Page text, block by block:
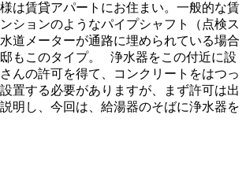
は賃貸アパートにお住まい。一般的な賃
ションのようなパイプシャフト（点検ス
道メーターが通路に埋められている場合
もこのタイプ。 浄水器をこの付近に設
んの許可を得て、コンクリートをはつっ
置する必要がありますが、まず許可は出
明し、今回は、給湯器のそばに浄水器を